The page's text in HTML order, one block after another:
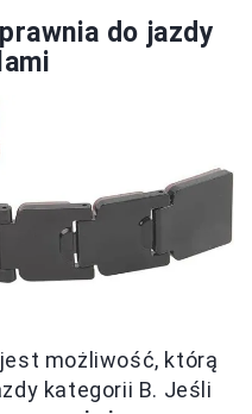
do jazdy
możliwość, którą
kategorii B. Jeśli